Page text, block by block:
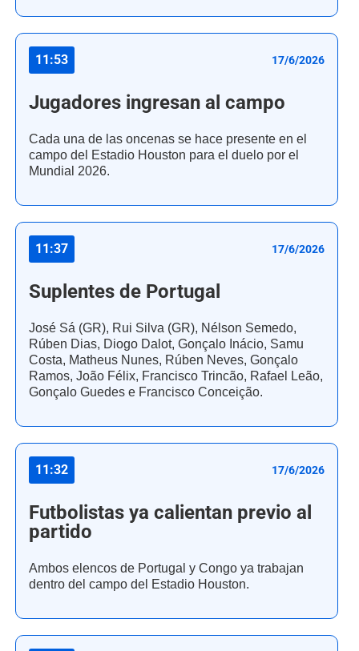
11:53 17/6/2026
Jugadores ingresan al campo
Cada una de las oncenas se hace presente en el
campo del Estadio Houston para el duelo por el
Mundial 2026.
11:37 17/6/2026
Suplentes de Portugal
José Sá (GR), Rui Silva (GR), Nélson Semedo,
Rúben Dias, Diogo Dalot, Gonçalo Inácio, Samu
Costa, Matheus Nunes, Rúben Neves, Gonçalo
Ramos, João Félix, Francisco Trincão, Rafael Leão,
Gonçalo Guedes e Francisco Conceição.
11:32 17/6/2026
Futbolistas ya calientan previo al
partido
Ambos elencos de Portugal y Congo ya trabajan
dentro del campo del Estadio Houston.